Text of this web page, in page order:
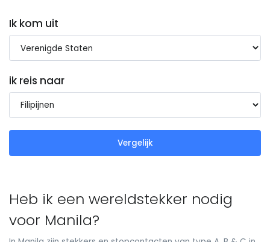
Ik kom uit
ik reis naar
Vergelijk
Heb ik een wereldstekker nodig
voor Manila?